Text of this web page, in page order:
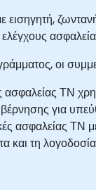
εισηγητή,
οι
ασφαλείας ΤΝ
για
ασφαλείας ΤΝ
και τη